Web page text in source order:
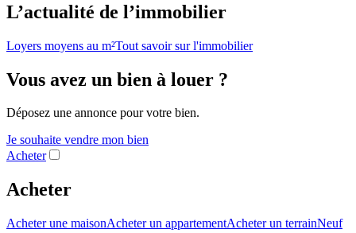
L’actualité de l’immobilier
Loyers moyens au m²Tout savoir sur l'immobilier
Vous avez un bien à louer ?
Déposez une annonce pour votre bien.
Je souhaite vendre mon bien
Acheter
Acheter
Acheter une maisonAcheter un appartementAcheter un terrainNeuf